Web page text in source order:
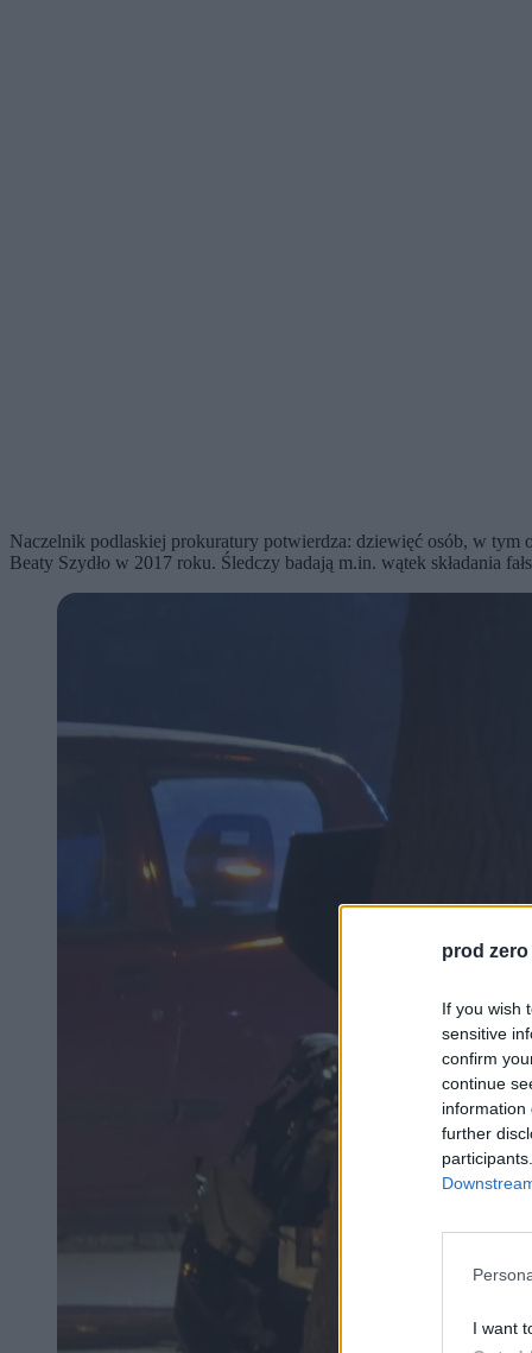
prod zero
If you wish
sensitive
confirm
continue
information
further
I want
Naczelnik podlaskiej prokuratury potwierdza: dziewięć osób, w tym
Beaty Szydło w 2017 roku. Śledczy badają m.in. wątek składania